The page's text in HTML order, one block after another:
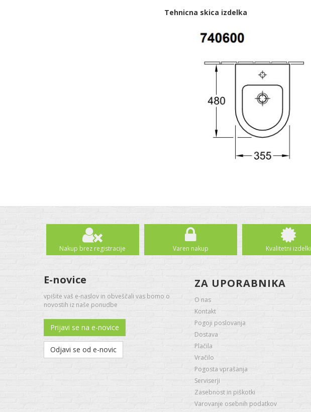
Tehnicna skica izdelka
Nakup brez registracije Varen nakup Kvalitetni izdelki
E-novice
vpišite vaš e-naslov in obveščali vas bomo o
novostih iz naše ponudbe
Prijavi se na e-novice
Odjavi se od e-novic
ZA UPORABNIKA
O nas
Kontakt
Pogoji poslovanja
Dostava
Plačila
Vračilo
Pogosta vprašanja
Serviserji
Zasebnost in piškotki
Varovanje osebnih podatkov